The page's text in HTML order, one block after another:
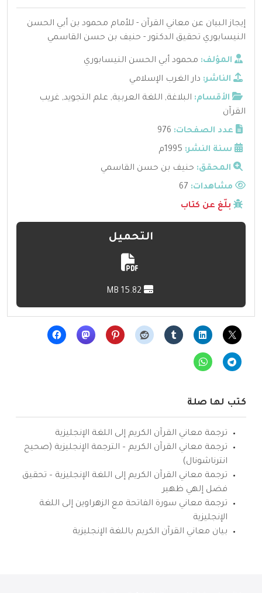
إيجاز البيان عن معاني القرآن - للأمام محمود بن أبي الحسن
النيسابوري تحقيق الدكتور - حنيف بن حسن القاسمي
المؤلف: محمود أبي الحسن النيسابوري
الناشر: دار الغرب الإسلامي
الأقسام: البلاغة, اللغة العربية, علم التجويد, غريب
القرآن
عدد الصفحات: 976
سنة النشر: 1995م
المحقق: حنيف بن حسن القاسمي
مشاهدات:
بلّغ عن كتاب
التحميل
كتب لها صلة
ترجمة معاني القرآن الكريم إلى اللغة الإنجليزية
ترجمة معاني القرآن الكريم – الترجمة الإنجليزية (صحيح
انترناشونال)
ترجمة معاني القرآن الكريم إلى اللغة الإنجليزية – تحقيق
فضل إلهي ظهير
ترجمة معاني سورة الفاتحة مع الزهراوين إلى اللغة
الإنجليزية
بيان معاني القرآن الكريم باللغة الإنجليزية